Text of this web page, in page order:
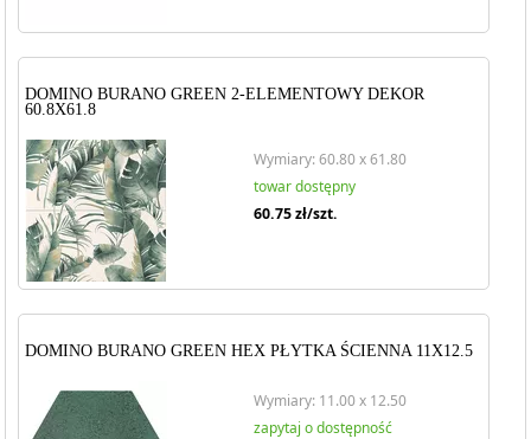
tworzenia wnętrz o niepowtarzalnym charakterze. Bez względu
na to, czy preferujesz klasyczną elegancję, czy nowoczesne
stworzyć przestrzeń, która będzie doskonale odzwierciedlać
Twój styl i osobowość.
DOMINO BURANO GREEN 2-ELEMENTOWY DEKOR
60.8X61.8
Wymiary: 60.80 x 61.80
towar dostępny
60.75zł/szt.
DOMINO BURANO GREEN HEX PŁYTKA ŚCIENNA 11X12.5
Wymiary: 11.00 x 12.50
zapytaj o dostępność